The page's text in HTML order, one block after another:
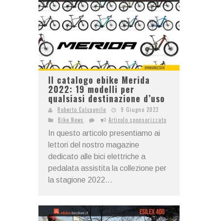
Il catalogo ebike Merida
2022: 19 modelli per
qualsiasi destinazione d’uso
Roberto Calcagnile
9 Giugno 2022
Bike News
Articolo sponsorizzato
In questo articolo presentiamo ai
lettori del nostro magazine
dedicato alle bici elettriche a
pedalata assistita la collezione per
la stagione 2022...